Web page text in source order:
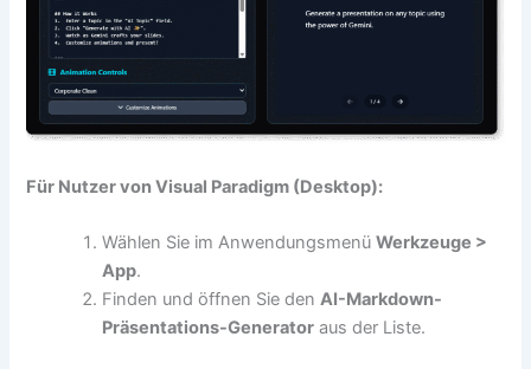
Für Nutzer von Visual Paradigm (Desktop):
Wählen Sie im AnwendungsmenüWerkzeuge >
App.
Finden und öffnen Sie denAI-Markdown-
Präsentations-Generator aus der Liste.